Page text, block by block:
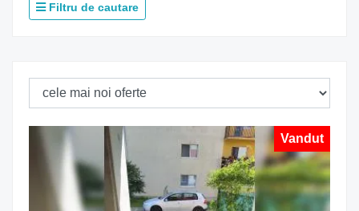
Filtru de cautare
Vandut